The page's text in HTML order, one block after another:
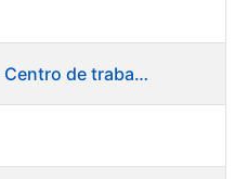
Accions
Auxiliar de producción - Centro de trabajo de Burgos